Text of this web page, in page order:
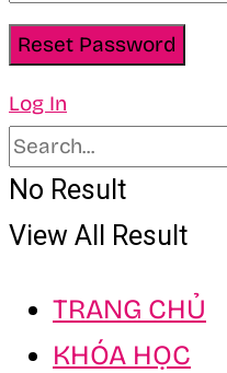
Log In
No Result
View All Result
TRANG CHỦ
KHÓA HỌC